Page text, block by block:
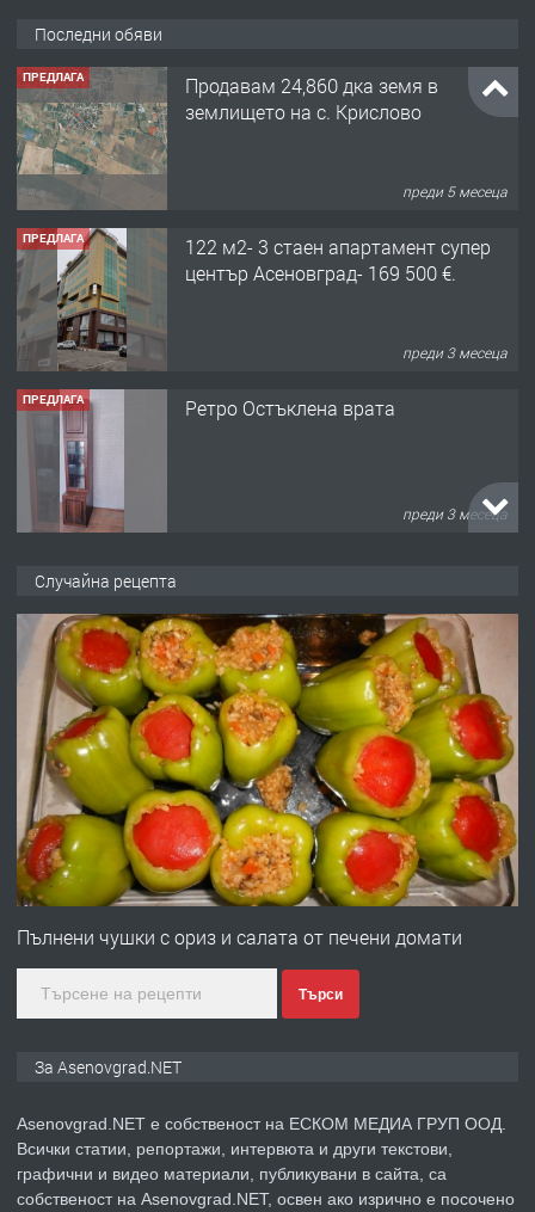
Последни обяви
ПРЕДЛАГА
Продавам 24,860 дка земя в
землището на с. Крислово
преди 5 месеца
ПРЕДЛАГА
122 м2- 3 стаен апартамент супер
център Асеновград- 169 500 €.
преди 3 месеца
ПРЕДЛАГА Ретро Остъклена врата
преди 3 месеца
преди 10 месеца
ПРЕДЛАГА
Професионална броячна машина -
със сертификат от ЕЦБ
преди 1 година
ПРЕДЛАГА
Професионална зеленчукорезачка
за заведения и дома
преди 2 години
ПРЕДЛАГА
Случайна рецепта
Пълнени чушки с ориз и салата от печени домати
Търси
За Asenovgrad.NET
Asenovgrad.NET е собственост на ЕСКОМ МЕДИА ГРУП ООД.
Всички статии, репортажи, интервюта и други текстови,
графични и видео материали, публикувани в сайта, са
собственост на Asenovgrad.NET, освен ако изрично е посочено